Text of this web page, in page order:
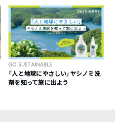
GO SUSTAINABLE
「人と地球にやさしい」ヤシノミ洗
剤を知って旅に出よう